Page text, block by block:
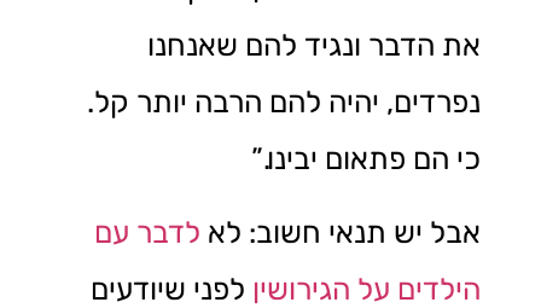
את הדבר ונגיד להם שאנחנו
נפרדים, יהיה להם הרבה יותר קל.
כי הם פתאום יבינו.”
אבל יש תנאי חשוב: לא לדבר עם
הילדים על הגירושין לפני שיודעים